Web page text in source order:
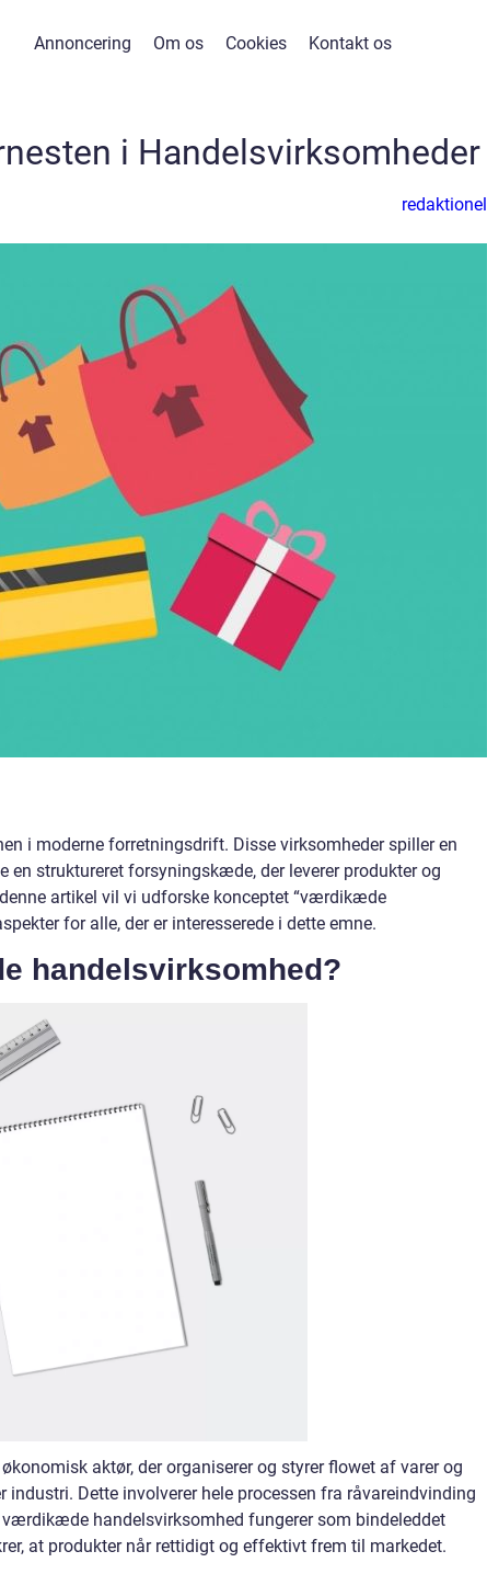
Annoncering Om os Cookies Kontakt os
i Handelsvirksomheder
redaktionel
i moderne forretningsdrift. Disse virksomheder spiller en
en struktureret forsyningskæde, der leverer produkter og
artikel vil vi udforske konceptet “værdikæde
for alle, der er interesserede i dette emne.
handelsvirksomhed?
aktør, der organiserer og styrer flowet af varer og
industri. Dette involverer hele processen fra råvareindvinding
handelsvirksomhed fungerer som bindeleddet
at produkter når rettidigt og effektivt frem til markedet.